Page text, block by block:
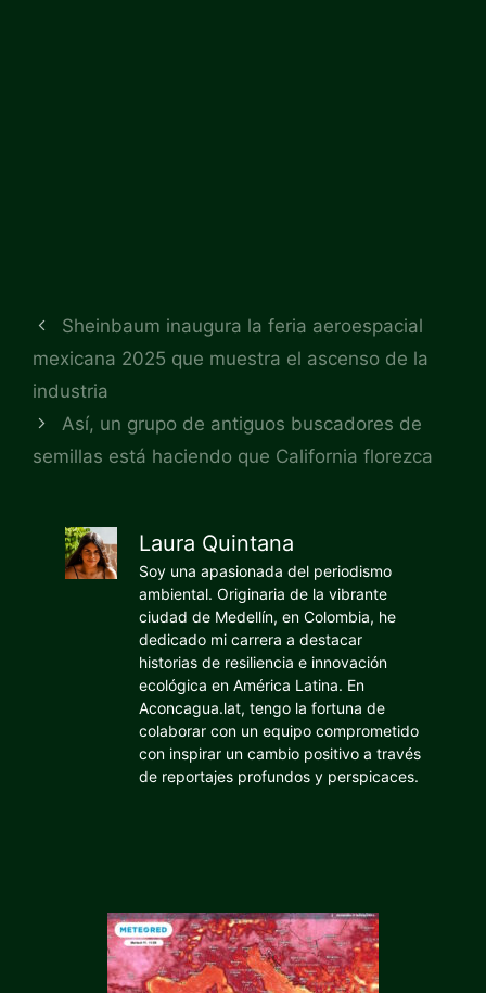
Sheinbaum inaugura la feria aeroespacial
mexicana 2025 que muestra el ascenso de la
industria
Así, un grupo de antiguos buscadores de
semillas está haciendo que California florezca
Laura Quintana
Soy una apasionada del periodismo
ambiental. Originaria de la vibrante
ciudad de Medellín, en Colombia, he
dedicado mi carrera a destacar
historias de resiliencia e innovación
ecológica en América Latina. En
Aconcagua.lat, tengo la fortuna de
colaborar con un equipo comprometido
con inspirar un cambio positivo a través
de reportajes profundos y perspicaces.